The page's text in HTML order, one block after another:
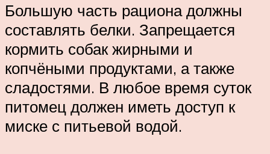
Большую часть рациона должны
составлять белки. Запрещается
кормить собак жирными и
копчёными продуктами, а также
сладостями. В любое время суток
питомец должен иметь доступ к
миске с питьевой водой.